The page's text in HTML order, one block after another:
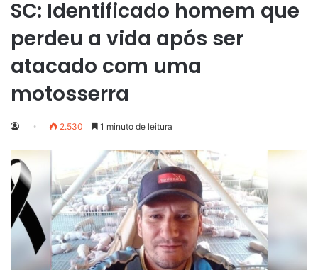
SC: Identificado homem que
perdeu a vida após ser
atacado com uma
motosserra
2.530 1 minuto de leitura